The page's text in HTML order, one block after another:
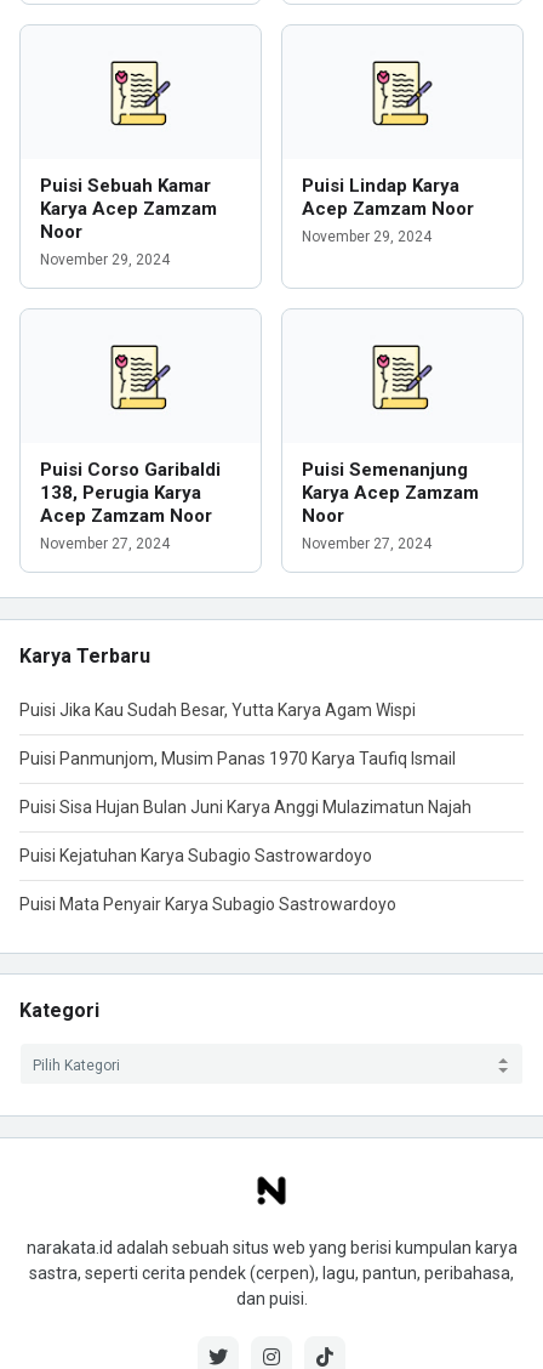
Puisi Sebuah Kamar
Karya Acep Zamzam
Noor
November 29, 2024
Puisi Lindap Karya
Acep Zamzam Noor
November 29, 2024
Puisi Corso Garibaldi
138, Perugia Karya
Acep Zamzam Noor
November 27, 2024
Puisi Semenanjung
Karya Acep Zamzam
Noor
November 27, 2024
Karya Terbaru
Puisi Jika Kau Sudah Besar, Yutta Karya Agam Wispi
Puisi Panmunjom, Musim Panas 1970 Karya Taufiq Ismail
Puisi Sisa Hujan Bulan Juni Karya Anggi Mulazimatun Najah
Puisi Kejatuhan Karya Subagio Sastrowardoyo
Puisi Mata Penyair Karya Subagio Sastrowardoyo
Kategori
narakata.id adalah sebuah situs web yang berisi kumpulan karya
sastra, seperti cerita pendek (cerpen), lagu, pantun, peribahasa,
dan puisi.